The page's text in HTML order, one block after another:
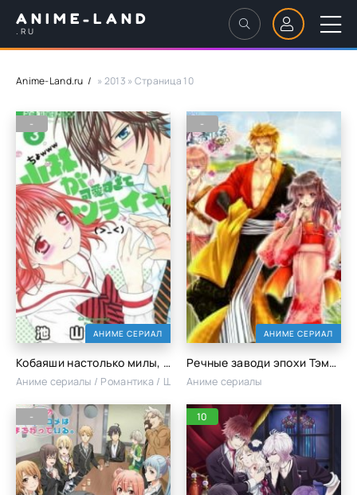
ANIME-LAND
.RU
Anime-Land.ru » 2013 » Страница 10
АНИМЕ СЕРИАЛ
-
Кобаяши настолько милы, что аж душу теребит!!
Аниме сериалы / Романтика / Школа / Сёдзё
АНИМЕ СЕРИАЛ
-
Речные заводи эпохи Тэмпо
Аниме сериалы
- 10